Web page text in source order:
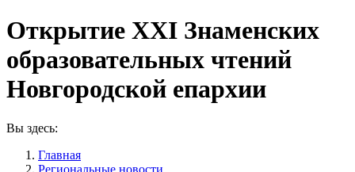
Открытие XXI Знаменских
образовательных чтений
Новгородской епархии
Вы здесь:
Главная
Pегиональные новости